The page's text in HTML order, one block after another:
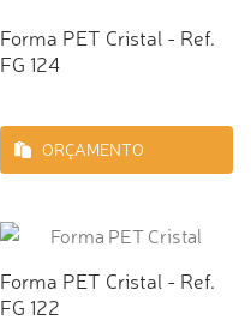
Forma PET Cristal - Ref.
FG 124
ORÇAMENTO
Forma PET Cristal - Ref.
FG 122